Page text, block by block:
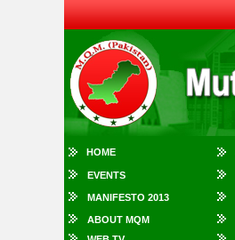
HOME
EVENTS
MANIFESTO 2013
ABOUT MQM